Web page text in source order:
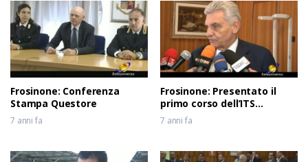
Frosinone: Conferenza
Stampa Questore
7 anni fa
Frosinone: Presentato il
primo corso dell’ITS
Meccatronico del Lazio
7 anni fa